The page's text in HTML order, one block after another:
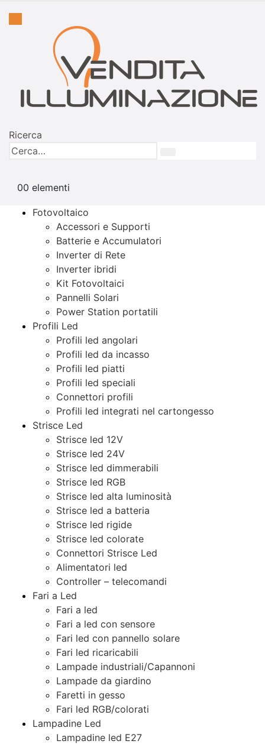
Ricerca
00 elementi
Fotovoltaico
Accessori e Supporti
Batterie e Accumulatori
Inverter di Rete
Inverter ibridi
Kit Fotovoltaici
Pannelli Solari
Power Station portatili
Profili Led
Profili led angolari
Profili led da incasso
Profili led piatti
Profili led speciali
Connettori profili
Profili led integrati nel cartongesso
Strisce Led
Strisce led 12V
Strisce led 24V
Strisce led dimmerabili
Strisce led RGB
Strisce led alta luminosità
Strisce led a batteria
Strisce led rigide
Strisce led colorate
Connettori Strisce Led
Alimentatori led
Controller – telecomandi
Fari a Led
Fari a led
Fari a led con sensore
Fari led con pannello solare
Fari led ricaricabili
Lampade industriali/Capannoni
Lampade da giardino
Faretti in gesso
Fari led RGB/colorati
Lampadine Led
Lampadine led E27